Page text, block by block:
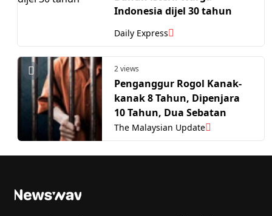
Indonesia dijel 30 tahun
Daily Express
2 views
Penganggur Rogol Kanak-
kanak 8 Tahun, Dipenjara
10 Tahun, Dua Sebatan
The Malaysian Update